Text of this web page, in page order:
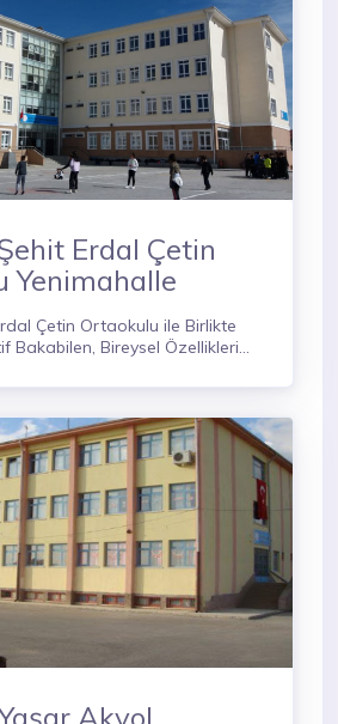
Erdal Çetin
Yenimahalle
Ortaokulu ile Birlikte
Bakabilen, Bireysel Özellikleri
Uygun Bireyler
Akyol